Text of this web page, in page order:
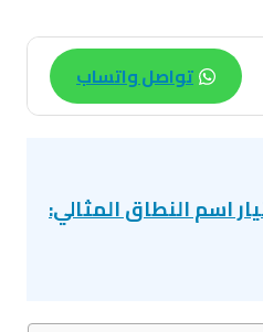
تواصل واتساب
اسم النطاق المثالي: